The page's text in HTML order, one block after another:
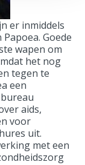
er inmiddels
Goede
wapen om
het nog
tegen te
een
aids,
voor
uit.
met een